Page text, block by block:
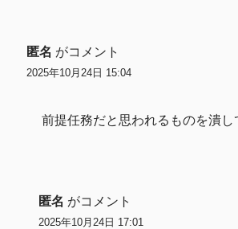
匿名 がコメント
2025年10月24日 15:04
前提任務だと思われるものを潰し
匿名 がコメント
2025年10月24日 17:01